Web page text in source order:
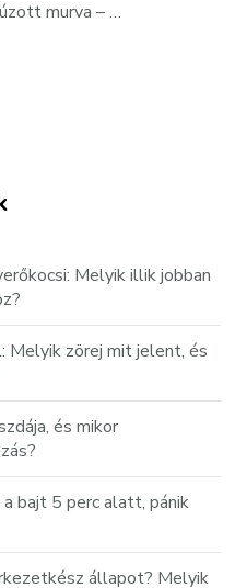
murva – …
Melyik illik jobban
Melyik zörej mit jelent, és
és mikor
bajt 5 perc alatt, pánik
állapot? Melyik